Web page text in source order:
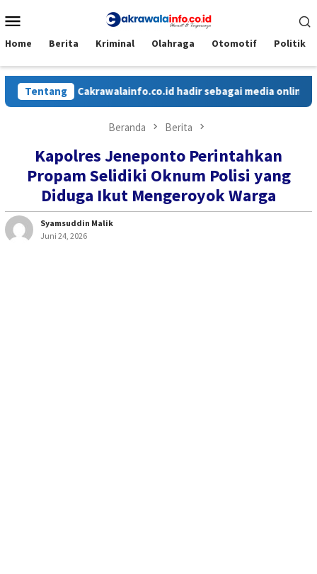
ke
Mobile
Home Berita Kriminal Olahraga Otomotif Politik
Tentang
Cakrawalainfo.co.id hadir sebagai media online yang
Beranda Berita
Kapolres Jeneponto Perintahkan
Propam Selidiki Oknum Polisi yang
Diduga Ikut Mengeroyok Warga
Syamsuddin Malik
Juni 24, 2026